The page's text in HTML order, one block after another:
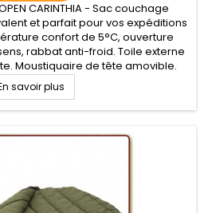
CARINTHIA - Sac couchage
et parfait pour vos expéditions
confort de 5°C, ouverture
rabbat anti-froid. Toile externe
Moustiquaire de tête amovible.
4 pour un sac grand froid
Température...
savoir plus